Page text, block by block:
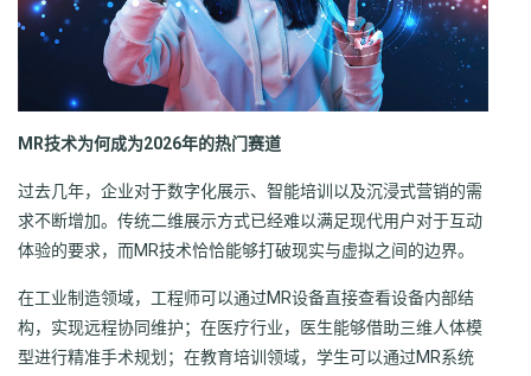
MR技术为何成为2026年的热门赛道
过去几年，企业对于数字化展示、智能培训以及沉浸式营销的需
求不断增加。传统二维展示方式已经难以满足现代用户对于互动
体验的要求，而MR技术恰恰能够打破现实与虚拟之间的边界。
在工业制造领域，工程师可以通过MR设备直接查看设备内部结
构，实现远程协同维护；在医疗行业，医生能够借助三维人体模
型进行精准手术规划；在教育培训领域，学生可以通过MR系统